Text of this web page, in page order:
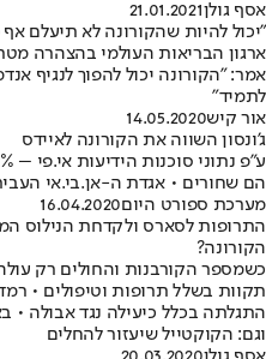
אסף גולן21.01.2021
"יכול להיות שהקורונה לא תיעלם
ארגון הבריאות העולמי בהצהרה
אמר: "הקורונה יכול להפוך לנגיף
לתמיד"
אור קיש14.05.2020
ג'ונסון השווה את הקורונה לאיידס
הם שחורים • אגדת ה-אן.בי.אי
מערכת ספורט היום16.04.2020
התרופות לסארס ולקדחת הנילוס
הקורונה?
כשמספר הקורבנות והחולים רק
תקוות בשלל תרופות וטיפולים •
התגלתה בכלל כיעילה נגד אבולה •
וגם: הקוקטייל שיעזור להחלים